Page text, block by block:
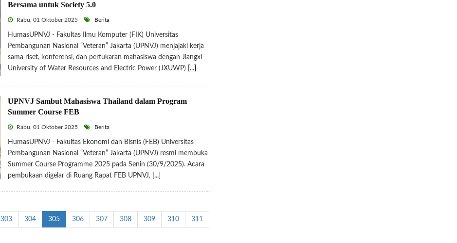
Bersama untuk Society 5.0
Rabu, 01 Oktober 2025 Berita
HumasUPNVJ - Fakultas Ilmu Komputer (FIK) Universitas
Pembangunan Nasional “Veteran” Jakarta (UPNVJ) menjajaki kerja
sama riset, konferensi, dan pertukaran mahasiswa dengan Jiangxi
University of Water Resources and Electric Power (JXUWP)
[...]
UPNVJ Sambut Mahasiswa Thailand dalam Program
Summer Course FEB
Rabu, 01 Oktober 2025 Berita
HumasUPNVJ - Fakultas Ekonomi dan Bisnis (FEB) Universitas
Pembangunan Nasional “Veteran” Jakarta (UPNVJ) resmi membuka
Summer Course Programme 2025 pada Senin (30/9/2025). Acara
pembukaan digelar di Ruang Rapat FEB UPNVJ, [...]
303 304 305 306 307 308 309 310 311